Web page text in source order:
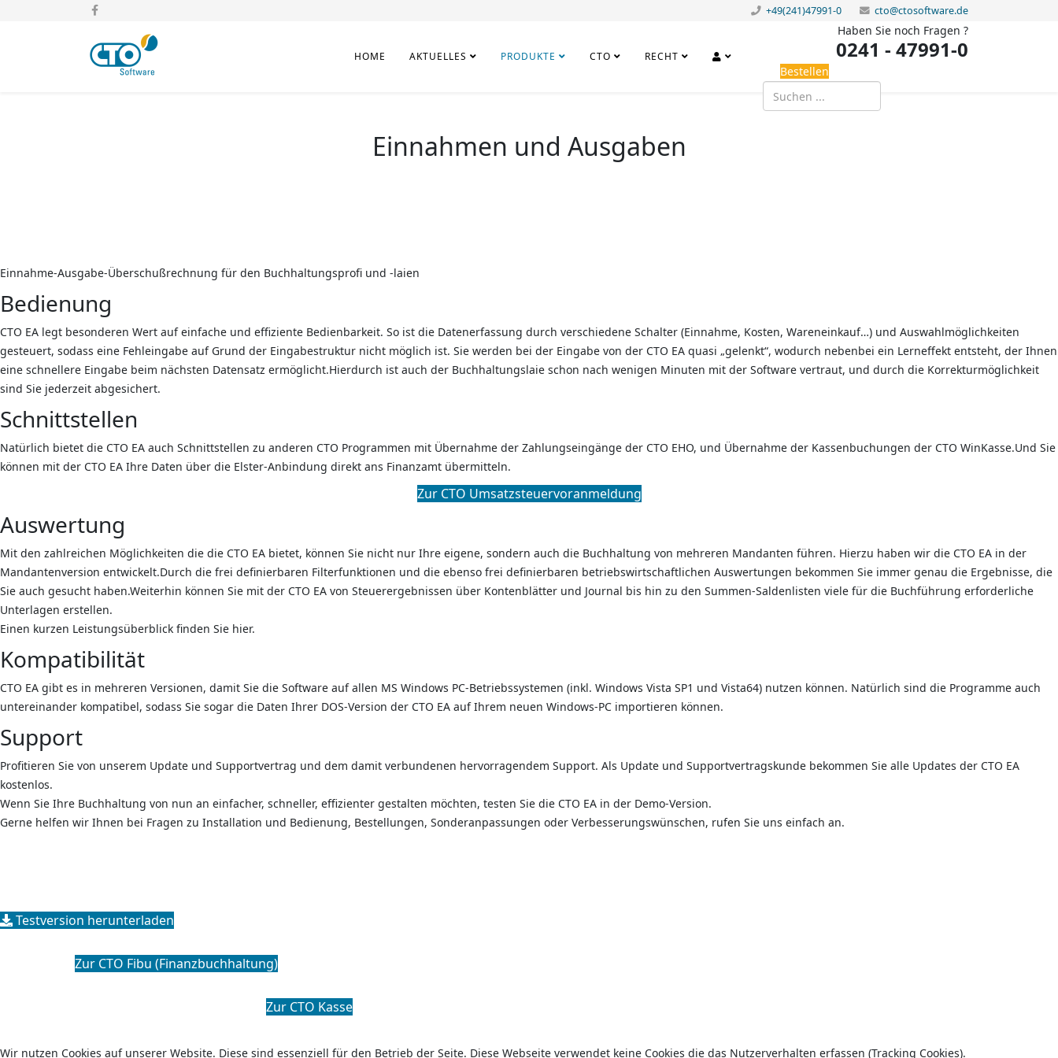
+49(241)47991-0 cto@ctosoftware.de
HOME AKTUELLES PRODUKTE CTO RECHT
Haben Sie noch Fragen ?
0241 - 47991-0
Bestellen
Einnahmen und Ausgaben
Einnahme-Ausgabe-Überschußrechnung für den Buchhaltungsprofi und -laien
Bedienung
CTO EA legt besonderen Wert auf einfache und effiziente Bedienbarkeit. So ist die Datenerfassung durch verschiedene Schalter (Einnahme, Kosten, Wareneinkauf…) und Auswahlmöglichkeiten
gesteuert, sodass eine Fehleingabe auf Grund der Eingabestruktur nicht möglich ist. Sie werden bei der Eingabe von der CTO EA quasi „gelenkt“, wodurch nebenbei ein Lerneffekt entsteht, der Ihnen
eine schnellere Eingabe beim nächsten Datensatz ermöglicht.Hierdurch ist auch der Buchhaltungslaie schon nach wenigen Minuten mit der Software vertraut, und durch die Korrekturmöglichkeit
sind Sie jederzeit abgesichert.
Schnittstellen
Natürlich bietet die CTO EA auch Schnittstellen zu anderen CTO Programmen mit Übernahme der Zahlungseingänge der CTO EHO, und Übernahme der Kassenbuchungen der CTO WinKasse.Und Sie
können mit der CTO EA Ihre Daten über die Elster-Anbindung direkt ans Finanzamt übermitteln.
Zur CTO Umsatzsteuervoranmeldung
Auswertung
Mit den zahlreichen Möglichkeiten die die CTO EA bietet, können Sie nicht nur Ihre eigene, sondern auch die Buchhaltung von mehreren Mandanten führen. Hierzu haben wir die CTO EA in der
Mandantenversion entwickelt.Durch die frei definierbaren Filterfunktionen und die ebenso frei definierbaren betriebswirtschaftlichen Auswertungen bekommen Sie immer genau die Ergebnisse, die
Sie auch gesucht haben.Weiterhin können Sie mit der CTO EA von Steuerergebnissen über Kontenblätter und Journal bis hin zu den Summen-Saldenlisten viele für die Buchführung erforderliche
Unterlagen erstellen.
Einen kurzen Leistungsüberblick finden Sie hier.
Kompatibilität
CTO EA gibt es in mehreren Versionen, damit Sie die Software auf allen MS Windows PC-Betriebssystemen (inkl. Windows Vista SP1 und Vista64) nutzen können. Natürlich sind die Programme auch
untereinander kompatibel, sodass Sie sogar die Daten Ihrer DOS-Version der CTO EA auf Ihrem neuen Windows-PC importieren können.
Support
Profitieren Sie von unserem Update und Supportvertrag und dem damit verbundenen hervorragendem Support. Als Update und Supportvertragskunde bekommen Sie alle Updates der CTO EA
kostenlos.
Wenn Sie Ihre Buchhaltung von nun an einfacher, schneller, effizienter gestalten möchten, testen Sie die CTO EA in der Demo-Version.
Gerne helfen wir Ihnen bei Fragen zu Installation und Bedienung, Bestellungen, Sonderanpassungen oder Verbesserungswünschen, rufen Sie uns einfach an.
Testversion herunterladen
Zur CTO Fibu (Finanzbuchhaltung)
Zur CTO Kasse
Wir nutzen Cookies auf unserer Website. Diese sind essenziell für den Betrieb der Seite. Diese Webseite verwendet keine Cookies die das Nutzerverhalten erfassen (Tracking Cookies).